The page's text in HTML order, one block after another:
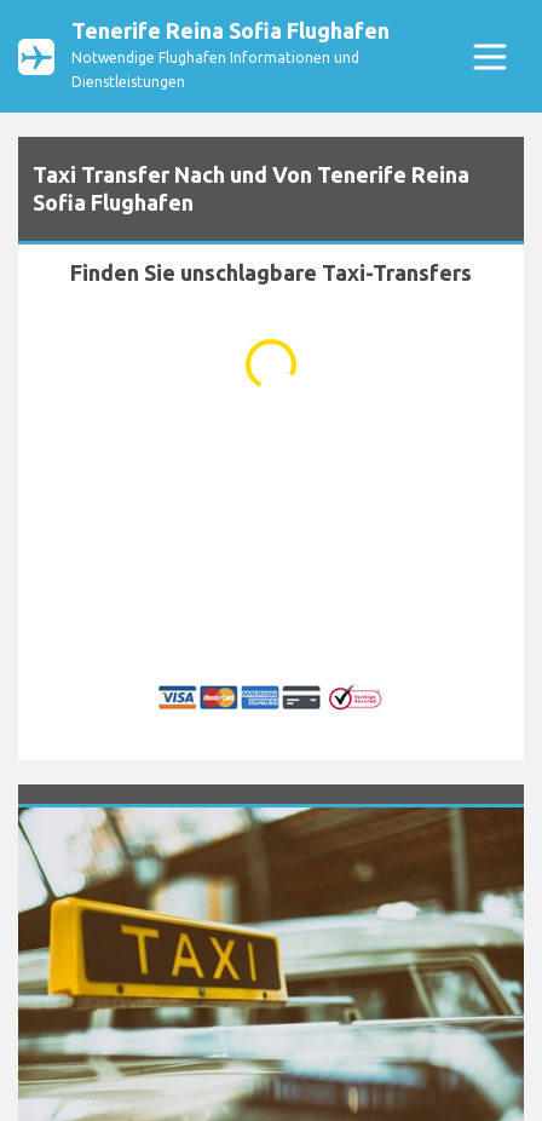
Tenerife Reina Sofia Flughafen
Notwendige Flughafen Informationen und
Dienstleistungen
Taxi Transfer Nach und Von Tenerife Reina
Sofia Flughafen
Finden Sie unschlagbare Taxi-Transfers
...